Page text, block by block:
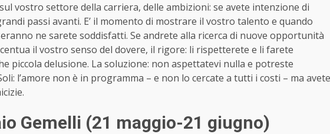
vostro settore della carriera, delle ambizioni: se avete intenzione di
passi avanti. E’ il momento di mostrare il vostro talento e quando
ne sarete soddisfatti. Se andrete alla ricerca di nuove opportunità
il vostro senso del dovere, il rigore: li rispetterete e li farete
piccola delusione. La soluzione: non aspettatevi nulla e potreste
l’amore non è in programma – e non lo cercate a tutti i costi – ma avete
Gemelli (21 maggio-21 giugno)